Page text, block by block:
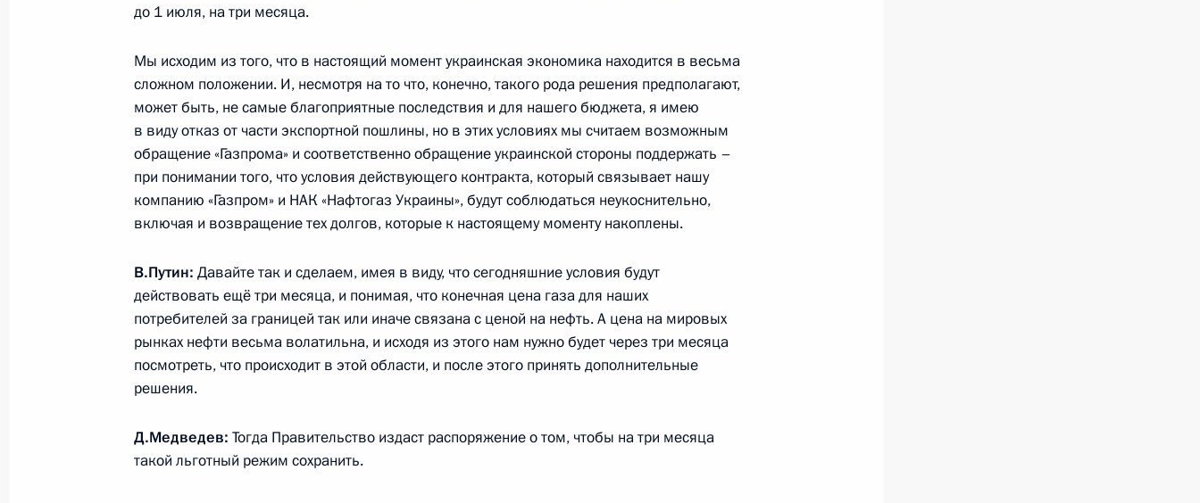
Обращение в связи с началом председательства России в БРИКС
1 апреля 2015 года, 12:15
Поздравление коллективу «Первого канала» с 20-летием
с начала вещания
1 апреля 2015 года, 09:00
31 марта 2015 года, вторник
Встреча с генеральным директором компании «Аэрофлот»
Виталием Савельевым
31 марта 2015 года, 23:00
3
до 1 июля, на три месяца.
Мы исходим из того, что в настоящий момент украинская экономика находится в весьма
сложном положении. И, несмотря на то что, конечно, такого рода решения предполагают,
может быть, не самые благоприятные последствия и для нашего бюджета, я имею
в виду отказ от части экспортной пошлины, но в этих условиях мы считаем возможным
обращение «Газпрома» и соответственно обращение украинской стороны поддержать –
при понимании того, что условия действующего контракта, который связывает нашу
компанию «Газпром» и НАК «Нафтогаз Украины», будут соблюдаться неукоснительно,
включая и возвращение тех долгов, которые к настоящему моменту накоплены.
В.Путин: Давайте так и сделаем, имея в виду, что сегодняшние условия будут
действовать ещё три месяца, и понимая, что конечная цена газа для наших
потребителей за границей так или иначе связана с ценой на нефть. А цена на мировых
рынках нефти весьма волатильна, и исходя из этого нам нужно будет через три месяца
посмотреть, что происходит в этой области, и после этого принять дополнительные
решения.
Д.Медведев: Тогда Правительство издаст распоряжение о том, чтобы на три месяца
такой льготный режим сохранить.